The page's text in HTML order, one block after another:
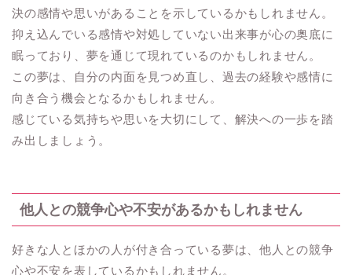
決の感情や思いがあることを示しているかもしれません。
抑え込んでいる感情や対処していない出来事が心の奥底に
眠っており、夢を通じて現れているのかもしれません。
この夢は、自分の内面を見つめ直し、過去の経験や感情に
向き合う機会となるかもしれません。
感じている気持ちや思いを大切にして、解決への一歩を踏
み出しましょう。
他人との競争心や不安があるかもしれません
好きな人とほかの人が付き合っている夢は、他人との競争
心や不安を表しているかもしれません。